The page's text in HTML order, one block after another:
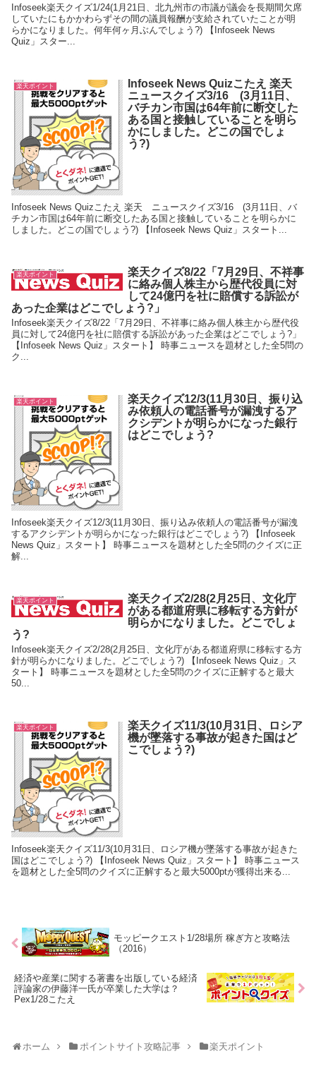
Infoseek楽天クイズ1/24(1月21日、北九州市の市議が議会を長期間欠席
していたにもかかわらずその間の議員報酬が支給されていたことが明
らかになりました。何年何ヶ月ぶんでしょう?) 【Infoseek News
Quiz」スター...
楽天ポイント
Infoseek News Quizこたえ 楽天
ニュースクイズ3/16 (3月11日、
バチカン市国は64年前に断交した
ある国と接触していることを明ら
かにしました。どこの国でしょ
う?)
Infoseek News Quizこたえ 楽天 ニュースクイズ3/16 (3月11日、バ
チカン市国は64年前に断交したある国と接触していることを明らかに
しました。どこの国でしょう?) 【Infoseek News Quiz」スタート...
楽天ポイント
楽天クイズ8/22「7月29日、不祥事
に絡み個人株主から歴代役員に対
して24億円を社に賠償する訴訟が
あった企業はどこでしょう?」
Infoseek楽天クイズ8/22「7月29日、不祥事に絡み個人株主から歴代役
員に対して24億円を社に賠償する訴訟があった企業はどこでしょう?」
【Infoseek News Quiz」スタート】 時事ニュースを題材とした全5問の
ク...
楽天ポイント
楽天クイズ12/3(11月30日、振り込
み依頼人の電話番号が漏洩するア
クシデントが明らかになった銀行
はどこでしょう?
Infoseek楽天クイズ12/3(11月30日、振り込み依頼人の電話番号が漏洩
するアクシデントが明らかになった銀行はどこでしょう?) 【Infoseek
News Quiz」スタート】 時事ニュースを題材とした全5問のクイズに正
解...
楽天ポイント
楽天クイズ2/28(2月25日、文化庁
がある都道府県に移転する方針が
明らかになりました。どこでしょ
う?
Infoseek楽天クイズ2/28(2月25日、文化庁がある都道府県に移転する方
針が明らかになりました。どこでしょう?) 【Infoseek News Quiz」ス
タート】 時事ニュースを題材とした全5問のクイズに正解すると最大
50...
楽天ポイント
楽天クイズ11/3(10月31日、ロシア
機が墜落する事故が起きた国はど
こでしょう?)
Infoseek楽天クイズ11/3(10月31日、ロシア機が墜落する事故が起きた
国はどこでしょう?) 【Infoseek News Quiz」スタート】 時事ニュース
を題材とした全5問のクイズに正解すると最大5000ptが獲得出来る...
モッピークエスト1/28場所 稼ぎ方と攻略法
（2016）
経済や産業に関する著書を出版している経済
評論家の伊藤洋一氏が卒業した大学は？
Pex1/28こたえ
ホーム ポイントサイト攻略記事 楽天ポイント